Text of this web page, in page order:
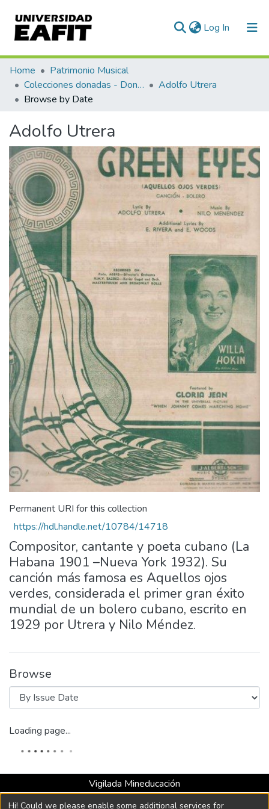
Log In (current)
Communities & Collections
All of DSpace
Home
Patrimonio Musical
Colecciones donadas - Donated collections
Adolfo Utrera
Browse by Date
Adolfo Utrera
Permanent URI for this collection
https://hdl.handle.net/10784/14718
Compositor, cantante y poeta cubano (La
Habana 1901 –Nueva York 1932). Su
canción más famosa es Aquellos ojos
verdes, considerada el primer gran éxito
mundial de un bolero cubano, escrito en
1929 por Utrera y Nilo Méndez.
Browse
Loading page...
Vigilada Mineducación
Universidad con Acreditación Institucional hasta 2026 -
Hi! Could we please enable some additional services for